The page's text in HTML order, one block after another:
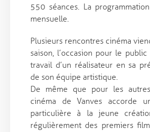
550 séances. La
mensuelle.
Plusieurs rencontres cinéma
saison, l’occasion pour le
travail d’un réalisateur en sa
de son équipe artistique.
De même que pour les
cinéma de Vanves accorde
particulière à la jeune
régulièrement des premiers